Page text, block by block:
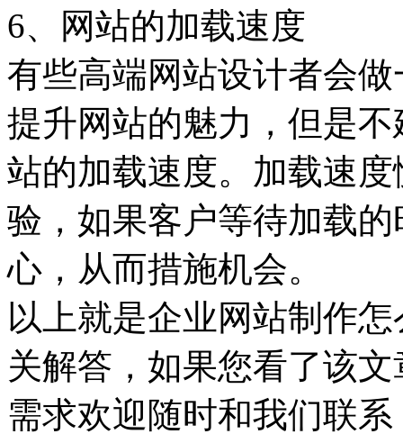
6、网站的加载速度
有些高端网站设计者会
提升网站的魅力，但是
站的加载速度。加载速
验，如果客户等待加载
心，从而措施机会。
以上就是企业网站制作
关解答，如果您看了该
需求欢迎随时和我们联